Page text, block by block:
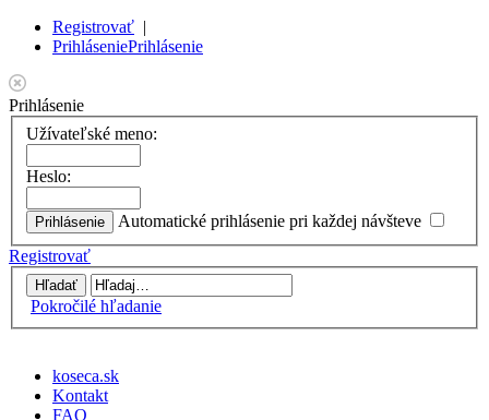
Registrovať |
PrihláseniePrihlásenie
Prihlásenie
Užívateľské meno:
Heslo:
Automatické prihlásenie pri každej návšteve
Registrovať
Pokročilé hľadanie
koseca.sk
Kontakt
FAQ